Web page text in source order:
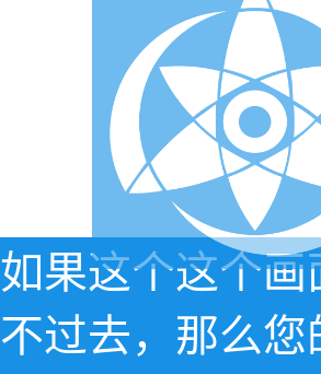
如果这个这个画
不过去，那么您